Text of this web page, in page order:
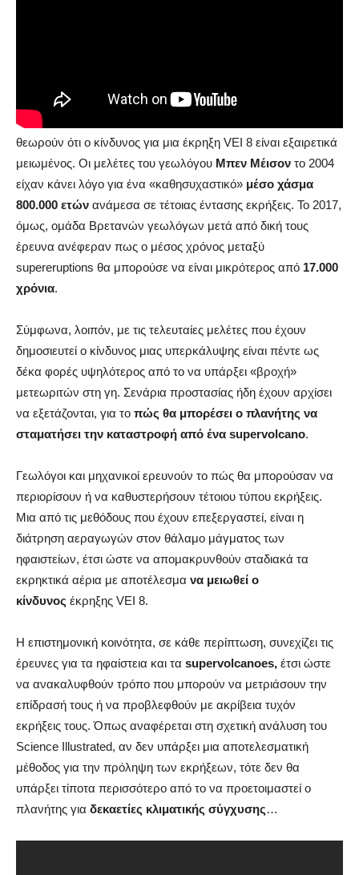
Σύμφωνα με το άρθρο του Science Illustrated, οι γεωλόγοι
θεωρούν ότι ο κίνδυνος για μια έκρηξη VEI 8 είναι εξαιρετικά
μειωμένος. Οι μελέτες του γεωλόγου Μπεν Μέισον το 2004
είχαν κάνει λόγο για ένα «καθησυχαστικό» μέσο χάσμα
800.000 ετών ανάμεσα σε τέτοιας έντασης εκρήξεις. Το 2017,
όμως, ομάδα Βρετανών γεωλόγων μετά από δική τους
έρευνα ανέφεραν πως ο μέσος χρόνος μεταξύ
supereruptions θα μπορούσε να είναι μικρότερος από 17.000
χρόνια.
Σύμφωνα, λοιπόν, με τις τελευταίες μελέτες που έχουν
δημοσιευτεί ο κίνδυνος μιας υπερκάλυψης είναι πέντε ως
δέκα φορές υψηλότερος από το να υπάρξει «βροχή»
μετεωριτών στη γη. Σενάρια προστασίας ήδη έχουν αρχίσει
να εξετάζονται, για το πώς θα μπορέσει ο πλανήτης να
σταματήσει την καταστροφή από ένα supervolcano.
Γεωλόγοι και μηχανικοί ερευνούν το πώς θα μπορούσαν να
περιορίσουν ή να καθυστερήσουν τέτοιου τύπου εκρήξεις.
Μια από τις μεθόδους που έχουν επεξεργαστεί, είναι η
διάτρηση αεραγωγών στον θάλαμο μάγματος των
ηφαιστείων, έτσι ώστε να απομακρυνθούν σταδιακά τα
εκρηκτικά αέρια με αποτέλεσμα να μειωθεί ο
κίνδυνος έκρηξης VEI 8.
Η επιστημονική κοινότητα, σε κάθε περίπτωση, συνεχίζει τις
έρευνες για τα ηφαίστεια και τα supervolcanoes, έτσι ώστε
να ανακαλυφθούν τρόπο που μπορούν να μετριάσουν την
επίδρασή τους ή να προβλεφθούν με ακρίβεια τυχόν
εκρήξεις τους. Όπως αναφέρεται στη σχετική ανάλυση του
Science Illustrated, αν δεν υπάρξει μια αποτελεσματική
μέθοδος για την πρόληψη των εκρήξεων, τότε δεν θα
υπάρξει τίποτα περισσότερο από το να προετοιμαστεί ο
πλανήτης για δεκαετίες κλιματικής σύγχυσης…